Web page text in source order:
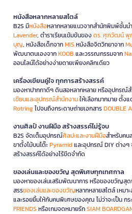
หนังสือหลากหลายสไตล์
B2S มีหนังสือหลากหลายแนวจากสำนักพิมพ์ชั้นน
Lavender, ตำราเรียนเข้มข้นของดร. ศุภวัฒน์ พุ
บุญ, หนังสือเด็กจากMIS หนังสือจิตวิทยาจาก
พัฒนาตนเองจากKOOB และวรรณกรรมจาก
ออนไลน์ได้อย่างง่ายดายเพียงคลิกเดียว
เครื่องเขียนคู่ใจ ทุกการสร้างสรรค์
มองหาปากกาดีๆ ดินสอหลากหลาย หรืออุปกรณ์
เขียนและอุปกรณ์สำนักงานให้เลือกมากมาย ตั้ง
Rotringไปจนถึงกระดาษถ่ายเอกสารDOUBLE A
งานศิลป์ งานฝีมือ สร้างสรรค์ไม่รู้จบ
B2S จัดเต็มอุปกรณ์ศิลปะและงานฝีมือสำหรับคน
ขาตั้งไม้บนโต๊ะPyramidและอุปกรณ์ DIY ต่างๆ
สร้างสรรค์ได้อย่างไร้ขีดจำกัด
ของเล่นและของขวัญ สุดพิเศษทุกเทศกาล
มองหาของเล่นเสริมพัฒนาการ หรือของขวัญสุด
สรรของเล่นและของขวัญหลากหลายสไตล์ เหมา
และรอยยิ้มให้กับคนพิเศษของคุณ ไม่ว่าจะเป็น ก
FRIENDS หรือเกมจดหมายรักSIAM